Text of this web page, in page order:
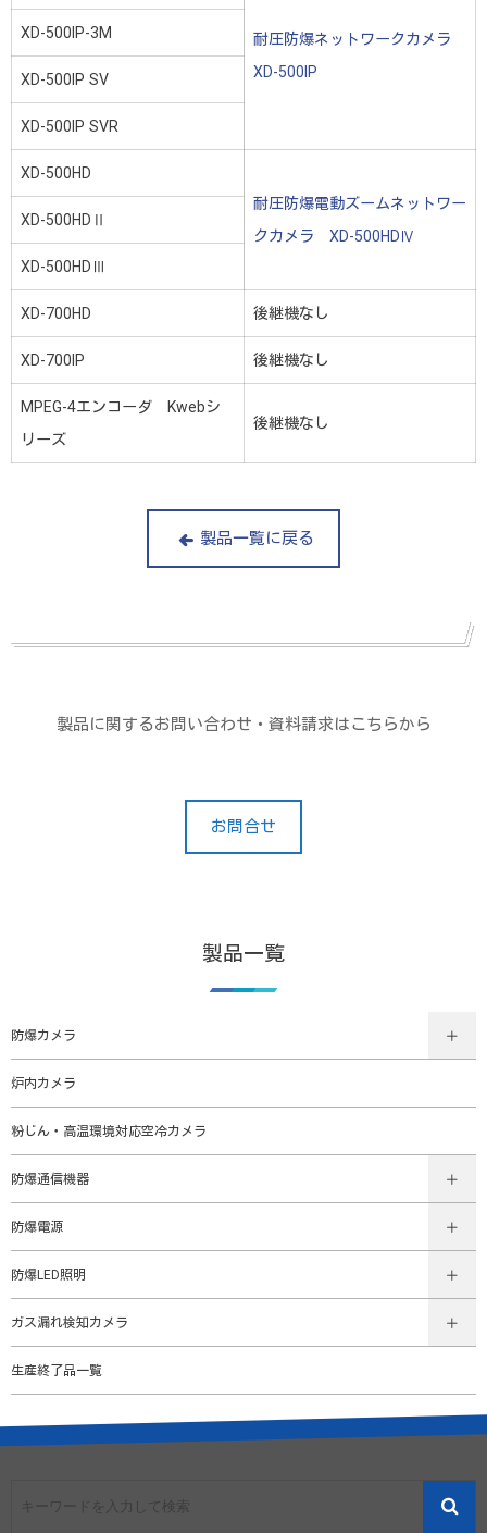
耐圧防爆ネットワークカメラ
XD-500IP
XD-500IP-3M
XD-500IP SV
XD-500IP SVR
XD-500HD
耐圧防爆電動ズームネットワー
クカメラ XD-500HDⅣ
XD-500HDⅡ
XD-500HDⅢ
XD-700HD 後継機なし
XD-700IP 後継機なし
MPEG-4エンコーダ Kwebシ
リーズ
後継機なし
製品一覧に戻る
製品に関するお問い合わせ・資料請求はこちらから
お問合せ
製品一覧
防爆カメラ
炉内カメラ
粉じん・高温環境対応空冷カメラ
防爆通信機器
防爆電源
防爆LED照明
ガス漏れ検知カメラ
生産終了品一覧